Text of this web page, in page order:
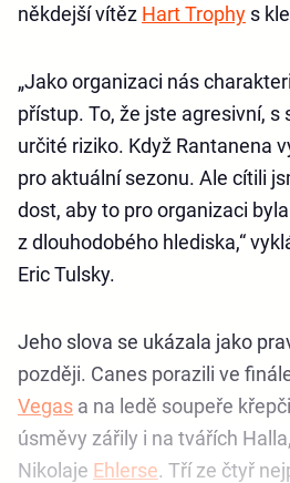
někdejší vítěz Hart Trophy s
„Jako organizaci nás
přístup. To, že jste agresivní, s
určité riziko. Když Rantanena
pro aktuální sezonu. Ale cítili
dost, aby to pro organizaci
z dlouhodobého hlediska,“
Eric Tulsky.
Jeho slova se ukázala jako
později. Canes porazili ve
Vegas a na ledě soupeře
úsměvy zářily i na tvářích
Nikolaje Ehlerse. Tří ze čtyř